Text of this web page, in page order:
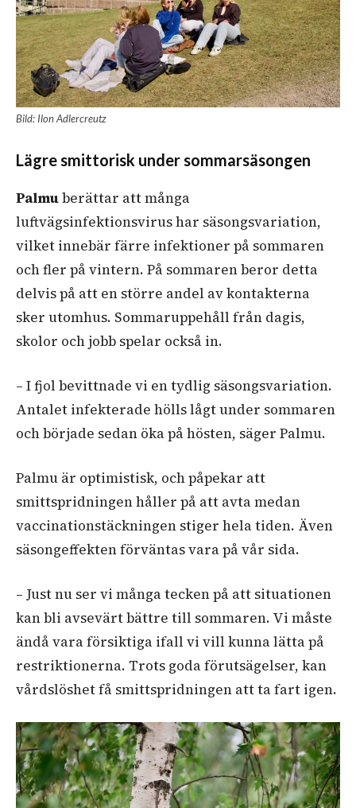
Bild: Ilon Adlercreutz
Lägre smittorisk under sommarsäsongen
Palmuberättar att många
luftvägsinfektionsvirus har säsongsvariation,
vilket innebär färre infektioner på sommaren
och fler på vintern. På sommaren beror detta
delvis på att en större andel av kontakterna
sker utomhus. Sommaruppehåll från dagis,
skolor och jobb spelar också in.
– I fjol bevittnade vi en tydlig säsongsvariation.
Antalet infekterade hölls lågt under sommaren
och började sedan öka på hösten, säger Palmu.
Palmu är optimistisk, och påpekar att
smittspridningen håller på att avta medan
vaccinationstäckningen stiger hela tiden. Även
säsongeffekten förväntas vara på vår sida.
– Just nu ser vi många tecken på att situationen
kan bli avsevärt bättre till sommaren. Vi måste
ändå vara försiktiga ifall vi vill kunna lätta på
restriktionerna. Trots goda förutsägelser, kan
vårdslöshet få smittspridningen att ta fart igen.